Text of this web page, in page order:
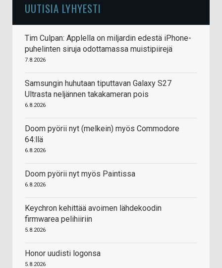
UUTISIA LYHYESTI
Tim Culpan: Applella on miljardin edestä iPhone-
puhelinten siruja odottamassa muistipiirejä
7.8.2026
Samsungin huhutaan tiputtavan Galaxy S27
Ultrasta neljännen takakameran pois
6.8.2026
Doom pyörii nyt (melkein) myös Commodore
64:llä
6.8.2026
Doom pyörii nyt myös Paintissa
6.8.2026
Keychron kehittää avoimen lähdekoodin
firmwarea pelihiiriin
5.8.2026
Honor uudisti logonsa
5.8.2026